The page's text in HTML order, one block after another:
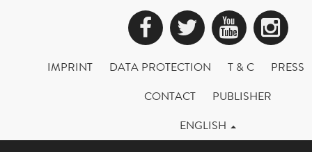
Facebook
Twitter
IMPRINT DATA PROTECTION T & C
PRESS
CONTACT
PUBLISHER
ENGLISH